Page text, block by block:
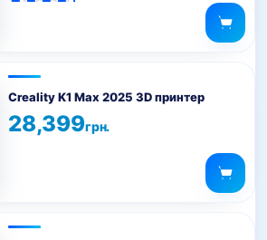
Creality K1 Max 2025 3D принтер
28,399грн.